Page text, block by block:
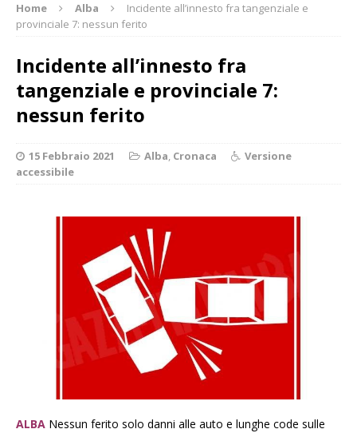
Home Alba
Incidente all’innesto fra tangenziale e
provinciale 7: nessun ferito
Incidente all’innesto fra
tangenziale e provinciale 7:
nessun ferito
15 Febbraio 2021 Alba, Cronaca
Versione
accessibile
ALBA Nessun ferito solo danni alle auto e lunghe code sulle